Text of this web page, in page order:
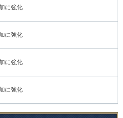
に強化
に強化
に強化
に強化